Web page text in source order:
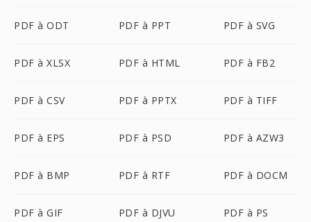
PDF à ODT PDF à PPT PDF à SVG
PDF à XLSX PDF à HTML PDF à FB2
PDF à CSV PDF à PPTX PDF à TIFF
PDF à EPS PDF à PSD PDF à AZW3
PDF à BMP PDF à RTF PDF à DOCM
PDF à GIF PDF à DJVU PDF à PS